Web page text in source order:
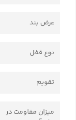
عرض بند
نوع قفل
تقویم
میزان مقاومت در